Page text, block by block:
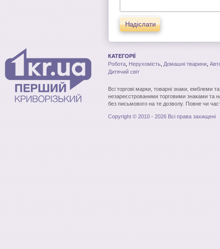
Надіслати
КАТЕГОРІЇ
Робота Нерухомість Домашні тварини
Дитячий світ
Всі торгові марки, товарні знаки, емблеми
незареєстрованими торговими знаками та
без письмового на те дозволу. Повне чи
Copyright © 2010 - 2026 Всі права захищені